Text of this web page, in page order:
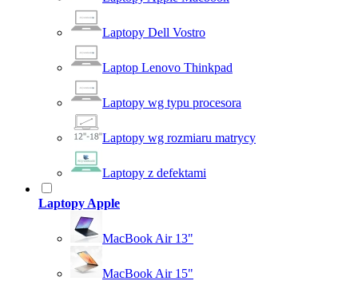
Laptopy Dell Vostro
Laptop Lenovo Thinkpad
Laptopy wg typu procesora
Laptopy wg rozmiaru matrycy
Laptopy z defektami
Laptopy Apple
MacBook Air 13"
MacBook Air 15"